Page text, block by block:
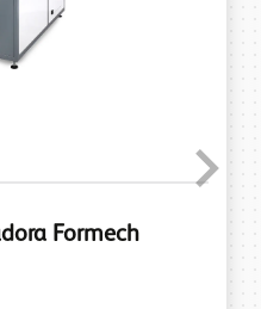
Formech
Next